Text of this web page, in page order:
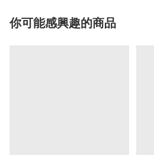
你可能感興趣的商品